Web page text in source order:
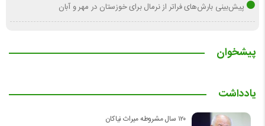
پیش‌بینی بارش‌های فراتر از نرمال برای خوزستان در مهر و آبان
پیشخوان
یادداشت
۱۲۰ سال مشروطه میراث نیاکان